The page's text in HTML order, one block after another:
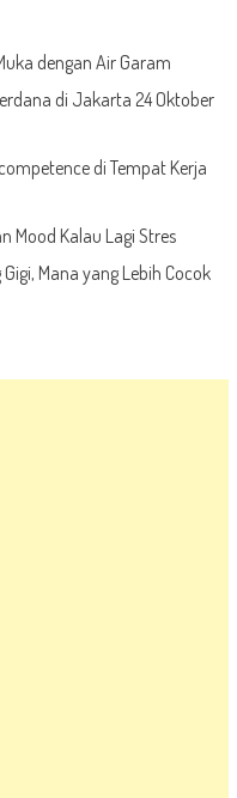
dengan Air Garam
di Jakarta 24 Oktober
di Tempat Kerja
Mood Kalau Lagi Stres
Mana yang Lebih Cocok